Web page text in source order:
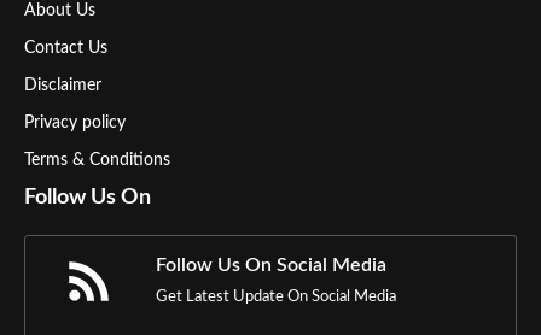
About Us
Contact Us
Disclaimer
Privacy policy
Terms & Conditions
Follow Us On
Follow Us On Social Media
Get Latest Update On Social Media